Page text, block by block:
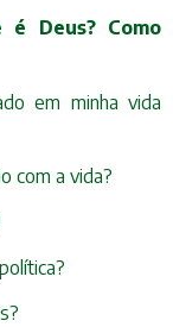
é Deus? Como
em minha vida
com a vida?